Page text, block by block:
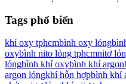
Tags phổ biến
khí oxy tphcmbình oxy lỏng
oxybình nito lỏng tphcmnitơ
lỏngbình khí oxybình khí argon
argon lỏngkhí hỗn hợpbình khí